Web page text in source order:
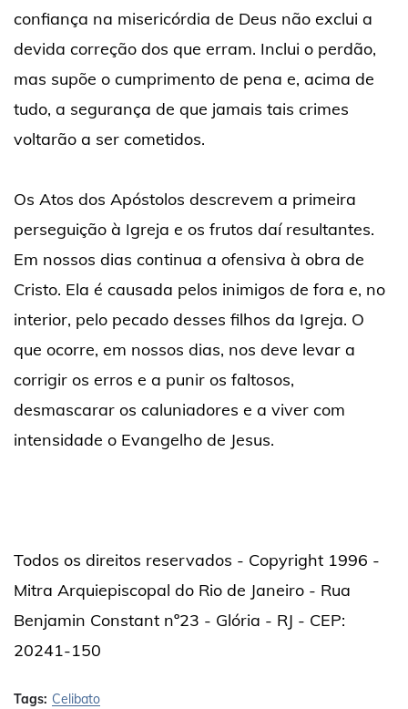
confiança na misericórdia de Deus não exclui a
devida correção dos que erram. Inclui o perdão,
mas supõe o cumprimento de pena e, acima de
tudo, a segurança de que jamais tais crimes
voltarão a ser cometidos.
Os Atos dos Apóstolos descrevem a primeira
perseguição à Igreja e os frutos daí resultantes.
Em nossos dias continua a ofensiva à obra de
Cristo. Ela é causada pelos inimigos de fora e, no
interior, pelo pecado desses filhos da Igreja. O
que ocorre, em nossos dias, nos deve levar a
corrigir os erros e a punir os faltosos,
desmascarar os caluniadores e a viver com
intensidade o Evangelho de Jesus.
Todos os direitos reservados - Copyright 1996 -
Mitra Arquiepiscopal do Rio de Janeiro - Rua
Benjamin Constant nº23 - Glória - RJ - CEP:
20241-150
Tags: Celibato